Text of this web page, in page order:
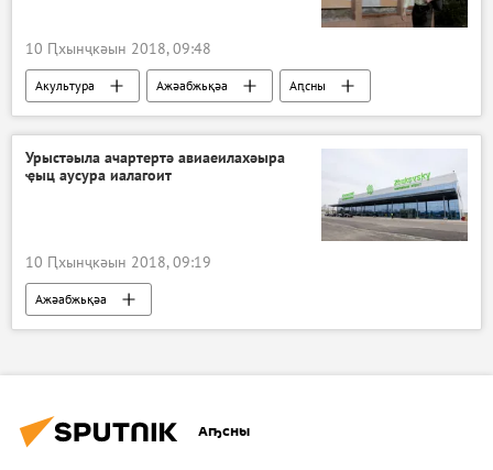
10 Ԥхынҷкәын 2018, 09:48
Акультура Ажәабжьқәа Аԥсны
Урыстәыла ачартертә авиаеилахәыра
ҿыц аусура иалагоит
10 Ԥхынҷкәын 2018, 09:19
Ажәабжьқәа
Аҧсны